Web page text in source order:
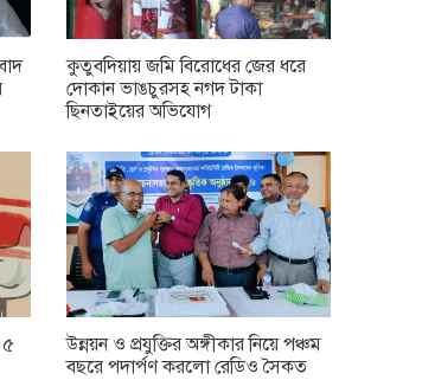
‎কুতুবদিয়ায় জমি বিরোধের জের ধরে
দোকান ভাঙচুরসহ নগদ টাকা
ছিনতাইয়ের অভিযোগ
উন্নয়ন ও প্রযুক্তির অঙ্গীকার নিয়ে পঞ্চম
বছরে পদার্পণ করলো রেডিও সৈকত